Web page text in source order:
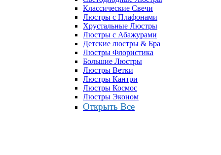
Классические Свечи
Люстры с Плафонами
Хрустальные Люстры
Люстры с Абажурами
Детские люстры & Бра
Люстры Флористика
Большие Люстры
Люстры Ветки
Люстры Кантри
Люстры Космос
Люстры Эконом
Открыть Все